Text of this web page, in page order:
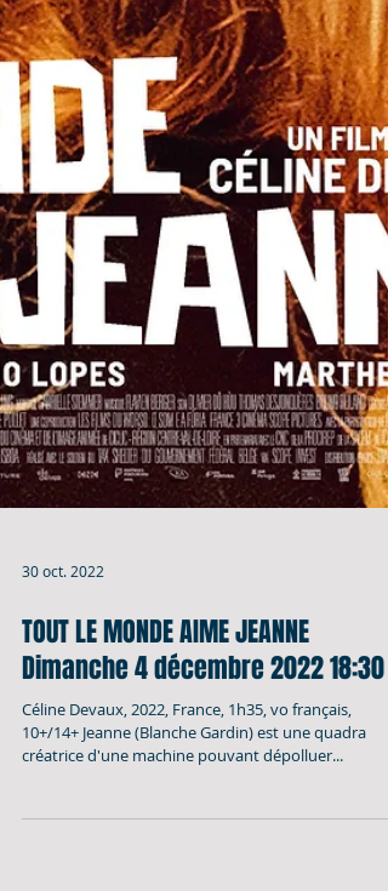
30 oct. 2022
TOUT LE MONDE AIME JEANNE
Dimanche 4 décembre 2022 18:30
Céline Devaux, 2022, France, 1h35, vo français,
créatrice d'une machine pouvant dépolluer...